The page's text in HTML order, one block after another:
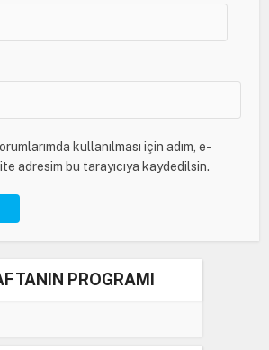
kullanılması için adım, e-
adresim bu tarayıcıya kaydedilsin.
PROGRAMI